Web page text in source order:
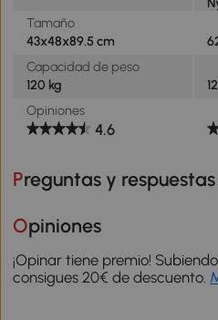
Tamaño
43x48x89.5 cm
Capacidad de peso
120 kg
Opiniones
4.6
Preguntas y
Opiniones
¡Opinar tiene premio!
consigues 20€ de descuento.